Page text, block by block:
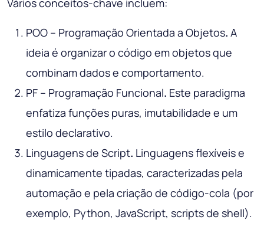
Vários conceitos-chave incluem:
POO – Programação Orientada a Objetos. A
ideia é organizar o código em objetos que
combinam dados e comportamento.
PF – Programação Funcional. Este paradigma
enfatiza funções puras, imutabilidade e um
estilo declarativo.
Linguagens de Script. Linguagens flexíveis e
dinamicamente tipadas, caracterizadas pela
automação e pela criação de código-cola (por
exemplo, Python, JavaScript, scripts de shell).